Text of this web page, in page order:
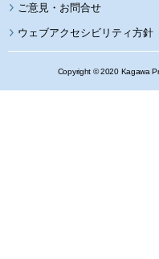
ウェブアクセシビリティ方針
Copyright © 2020 Kagawa